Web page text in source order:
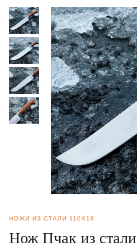
НОЖИ ИЗ СТАЛИ 110Х18
Нож Пчак из